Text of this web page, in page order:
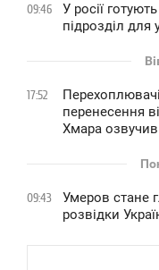
09:46
У росії
підрозділ для
17:52
перенесення
Хмара
09:43
Умеров стане
розвідки